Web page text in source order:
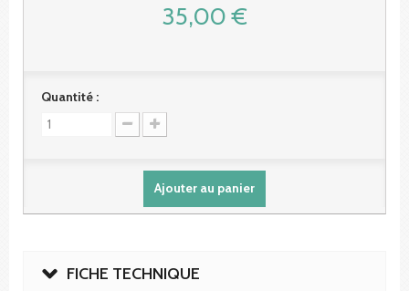
35,00 €
Quantité :
Ajouter au panier
FICHE TECHNIQUE